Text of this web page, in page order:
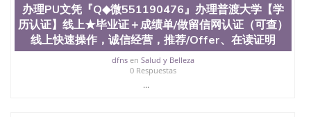
科、金融专业 1、客户提供相关材料，确定客户办理
信息，给出操作方案； 2、补充毕业证成绩单等相关
材料； 3、留服注册申请账号，付定金； 4、预约递
交时间，公司人员陪同客户本人一起去留服递交材
料； 5、等待结果，完成结果书留服直接邮寄给客户
6、客户确认收到结果，付余款。 我们对海外大学及
学院的毕业证成绩单所使用的材料，尺寸大小，防伪
办理PU文凭『Q◆微551190476』办理普渡大学【学
历认证】线上★毕业证＋成绩单/做留信网认证（可查）
线上快速操作，诚信经营，推荐/Offer、在读证明
dfnsen Salud y Belleza
0 Respuestas
...